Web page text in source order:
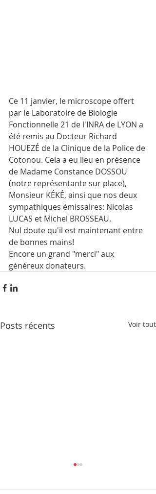
Ce 11 janvier, le microscope offert
par le Laboratoire de Biologie
Fonctionnelle 21 de l'INRA de LYON a
été remis au Docteur Richard
HOUEZÉ de la Clinique de la Police de
Cotonou. Cela a eu lieu en présence
de Madame Constance DOSSOU
(notre représentante sur place),
Monsieur KÉKÉ, ainsi que nos deux
sympathiques émissaires: Nicolas
LUCAS et Michel BROSSEAU.
Nul doute qu'il est maintenant entre
de bonnes mains!
Encore un grand "merci" aux
généreux donateurs.
Posts récents Voir tout